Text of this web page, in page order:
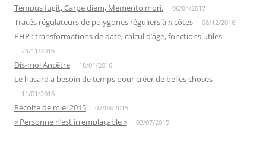
Tempus fugit, Carpe diem, Memento mori. 06/04/2017
Tracés régulateurs de polygones réguliers à ncôtés 08/12/2016
PHP : transformations de date, calcul d’âge, fonctions utiles
23/11/2016
Dis-moi Ancêtre 18/01/2016
Le hasard a besoin de temps pour créer de belles choses
11/01/2016
Récolte de miel 2015 02/08/2015
« Personne n’est irremplaçable » 03/07/2015